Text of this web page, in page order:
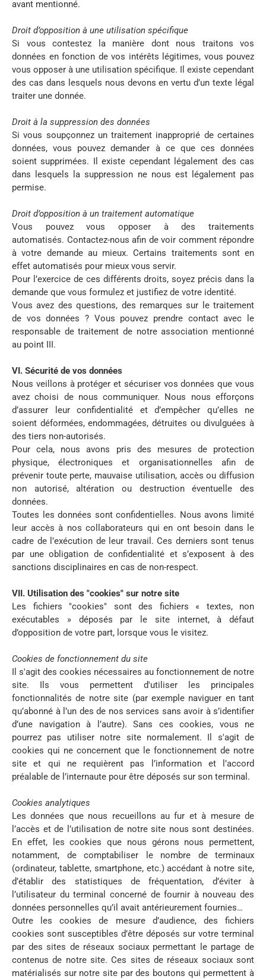
avant mentionné.
Droit d’opposition à une utilisation spécifique
Si vous contestez la manière dont nous traitons vos
données en fonction de vos intérêts légitimes, vous pouvez
vous opposer à une utilisation spécifique. Il existe cependant
des cas dans lesquels nous devons en vertu d’un texte légal
traiter une donnée.
Droit à la suppression des données
Si vous soupçonnez un traitement inapproprié de certaines
données, vous pouvez demander à ce que ces données
soient supprimées. Il existe cependant légalement des cas
dans lesquels la suppression ne nous est légalement pas
permise.
Droit d’opposition à un traitement automatique
Vous pouvez vous opposer à des traitements
automatisés. Contactez-nous afin de voir comment répondre
à votre demande au mieux. Certains traitements sont en
effet automatisés pour mieux vous servir.
Pour l’exercice de ces différents droits, soyez précis dans la
demande que vous formulez et justifiez de votre identité.
Vous avez des questions, des remarques sur le traitement
de vos données ? Vous pouvez prendre contact avec le
responsable de traitement de notre association mentionné
au point III.
VI. Sécurité de vos données
Nous veillons à protéger et sécuriser vos données que vous
avez choisi de nous communiquer. Nous nous efforçons
d’assurer leur confidentialité et d’empêcher qu’elles ne
soient déformées, endommagées, détruites ou divulguées à
des tiers non-autorisés.
Pour cela, nous avons pris des mesures de protection
physique, électroniques et organisationnelles afin de
prévenir toute perte, mauvaise utilisation, accès ou diffusion
non autorisé, altération ou destruction éventuelle des
données.
Toutes les données sont confidentielles. Nous avons limité
leur accès à nos collaborateurs qui en ont besoin dans le
cadre de l’exécution de leur travail. Ces derniers sont tenus
par une obligation de confidentialité et s’exposent à des
sanctions disciplinaires en cas de non-respect.
VII. Utilisation des "cookies" sur notre site
Les fichiers "cookies" sont des fichiers « textes, non
exécutables » déposés par le site internet, à défaut
d’opposition de votre part, lorsque vous le visitez.
Cookies de fonctionnement du site
Il s'agit des cookies nécessaires au fonctionnement de notre
site. Ils vous permettent d'utiliser les principales
fonctionnalités de notre site (par exemple naviguer en tant
qu’abonné à l’un des de nos services sans avoir à s’identifier
d’une navigation à l’autre). Sans ces cookies, vous ne
pourrez pas utiliser notre site normalement. Il s'agit de
cookies qui ne concernent que le fonctionnement de notre
site et qui ne requièrent pas l’information et l’accord
préalable de l’internaute pour être déposés sur son terminal.
Cookies analytiques
Les données que nous recueillons au fur et à mesure de
l’accès et de l’utilisation de notre site nous sont destinées.
En effet, les cookies que nous gérons nous permettent,
notamment, de comptabiliser le nombre de terminaux
(ordinateur, tablette, smartphone, etc.) accédant à notre site,
d’établir des statistiques de fréquentation, d’éviter à
l’utilisateur du terminal concerné de fournir à nouveau des
données personnelles qu’il avait antérieurement fournies…
Outre les cookies de mesure d’audience, des fichiers
cookies sont susceptibles d’être déposés sur votre terminal
par des sites de réseaux sociaux permettant le partage de
contenus de notre site. Ces sites de réseaux sociaux sont
matérialisés sur notre site par des boutons qui permettent à